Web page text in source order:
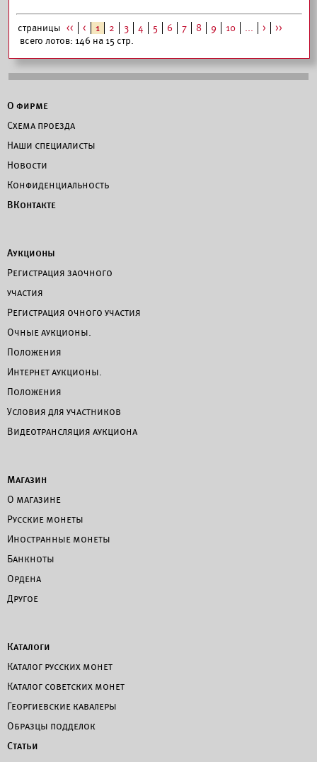
страницы << < 1 2 3 4 5 6 7 8 9 10 ... >
>>
всего лотов: 146 на 15 стр.
О фирме
Схема проезда
Наши специалисты
Новости
Конфиденциальность
ВКонтакте
Аукционы
Регистрация заочного
участия
Регистрация очного участия
Очные аукционы.
Положения
Интернет аукционы.
Положения
Условия для участников
Видеотрансляция аукциона
Магазин
О магазине
Русские монеты
Иностранные монеты
Банкноты
Ордена
Другое
Каталоги
Каталог русских монет
Каталог советских монет
Георгиевские кавалеры
Образцы подделок
Статьи